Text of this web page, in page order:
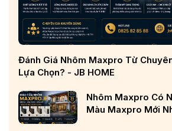
Đánh Giá Nhôm Maxpro Từ
Lựa Chọn? - JB HOME
Nhôm Maxpro Có
Màu Maxpro Mới